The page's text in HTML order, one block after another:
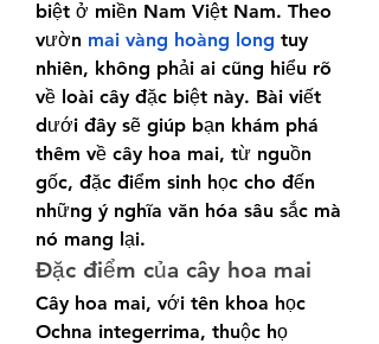
vườn mai vàng hoàng long tuy
nhiên, không phải ai cũng hiểu rõ
về loài cây đặc biệt này. Bài viết
dưới đây sẽ giúp bạn khám phá
thêm về cây hoa mai, từ nguồn
gốc, đặc điểm sinh học cho đến
những ý nghĩa văn hóa sâu sắc mà
nó mang lại.
Đặc điểm của cây hoa mai
Cây hoa mai, với tên khoa học
Ochna integerrima, thuộc họ